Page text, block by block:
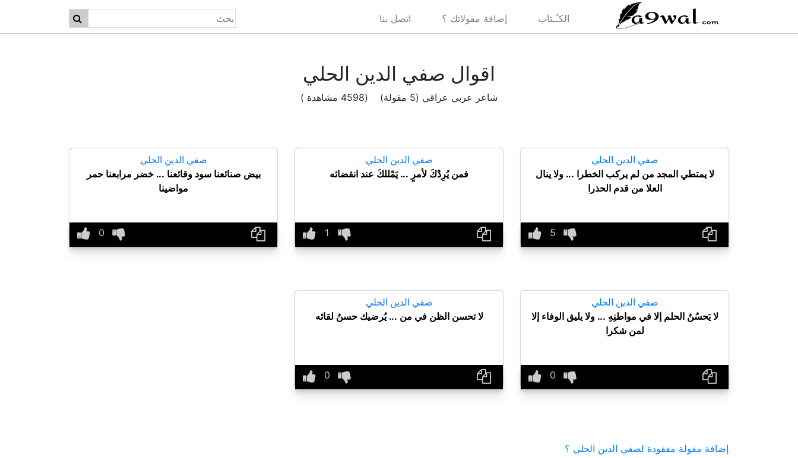
الكـُـتاب إضافة مقولاتك ؟ اتصل بنا
اقوال صفي الدين الحلي
شاعر عربي عراقي (5 مقولة) (4598 مشاهدة )
صفي الدين الحلي
لا يمتطي المجد من لم يركب الخطرا ... ولا ينال
العلا من قدم الحذرا
صفي الدين الحلي
فمن يُرِدْكَ لأمرٍ ... يَمْللكَ عند انقضائه
صفي الدين الحلي
بيض صنائعنا سود وقائعنا ... خضر مرابعنا حمر
مواضينا
صفي الدين الحلي
لا يَحسُنُ الحلم إلا في مواطنِهِ ... ولا يليق الوفاء إلا
لمن شكرا
صفي الدين الحلي
لا تحسن الظن في من ... يُرضيك حسنُ لقائه
إضافة مقولة مفقودة لصفي الدين الحلي ؟